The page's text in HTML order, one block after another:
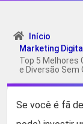
Início
Marketing Digital
Top 5 Melhores
e Diversão Sem
Se você é fã